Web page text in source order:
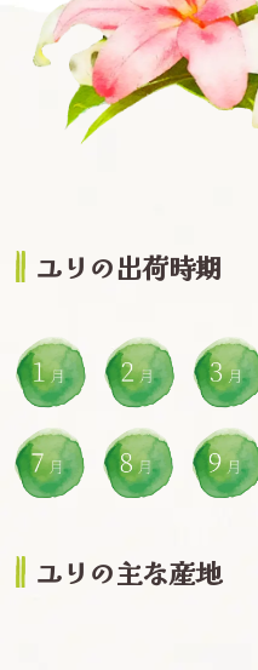
ユリの出荷時期
ユリの主な産地